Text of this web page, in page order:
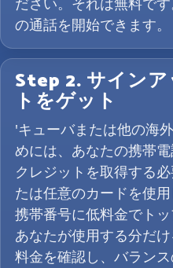
の通話を開始できます。
Step 2. サイン
トをゲット
'キューバまたは他の海
めには、あなたの携帯
クレジットを取得する
たは任意のカードを使
携帯番号に低料金でト
あなたが使用する分だ
料金を確認し、バラン